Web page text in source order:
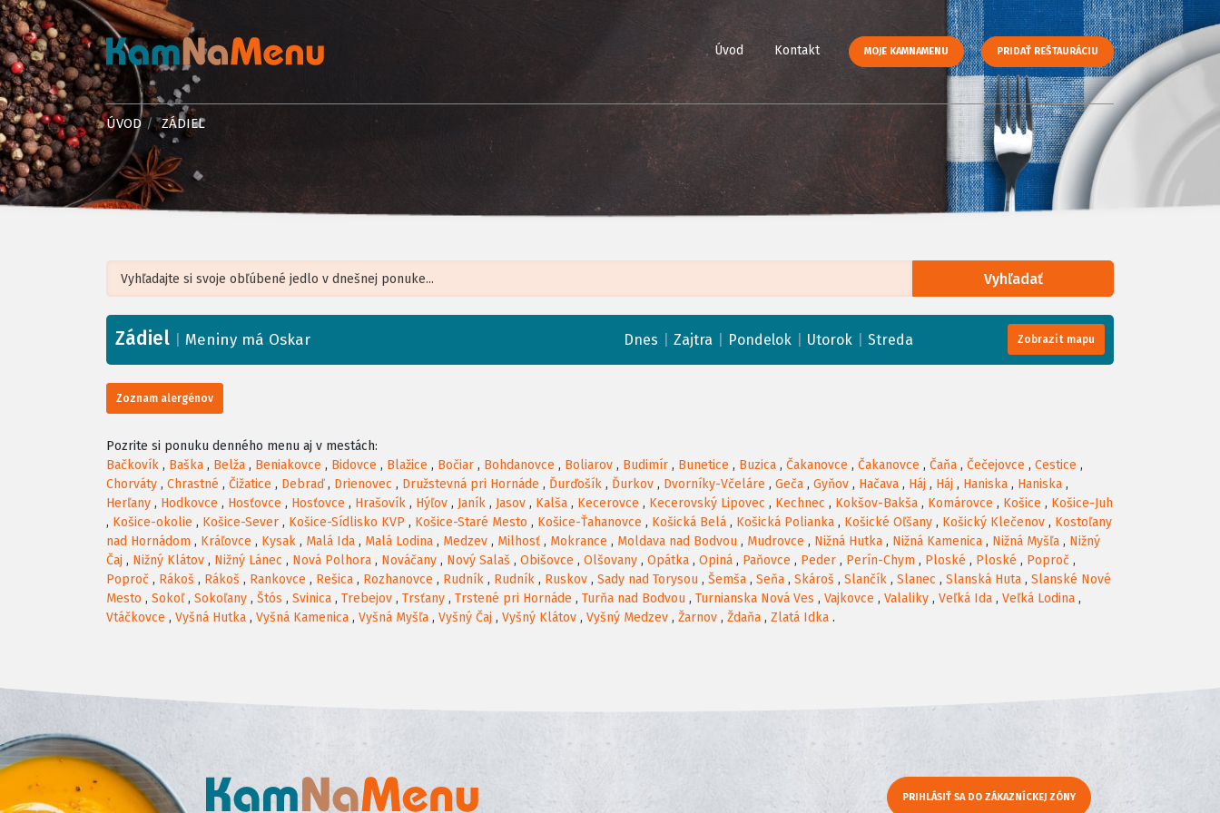
Úvod Kontakt MOJE KAMNAMENU PRIDAŤ REŠTAURÁCIU
ÚVOD ZÁDIEL
Vyhľadať
+
−
Zádiel Meniny má Oskar Dnes Zajtra Pondelok Utorok Streda Zobrazit mapu
Zoznam alergénov
Pozrite si ponuku denného menu aj v mestách:
Bačkovík , Baška , Belža , Beniakovce , Bidovce , Blažice , Bočiar , Bohdanovce , Boliarov , Budimír , Bunetice , Buzica , Čakanovce , Čakanovce , Čaňa , Čečejovce , Cestice ,
Chorváty , Chrastné , Čižatice , Debraď, Drienovec , Družstevná pri Hornáde , Ďurďošík , Ďurkov , Dvorníky-Včeláre , Geča , Gyňov , Hačava , Háj , Háj , Haniska , Haniska ,
Herľany , Hodkovce , Hosťovce , Hosťovce , Hrašovík , Hýľov , Janík , Jasov , Kalša , Kecerovce , Kecerovský Lipovec , Kechnec , Kokšov-Bakša , Komárovce , Košice , Košice-Juh
, Košice-okolie , Košice-Sever , Košice-Sídlisko KVP , Košice-Staré Mesto , Košice-Ťahanovce , Košická Belá , Košická Polianka , Košické Oľšany , Košický Klečenov , Kostoľany
nad Hornádom , Kráľovce , Kysak , Malá Ida , Malá Lodina , Medzev , Milhosť , Mokrance , Moldava nad Bodvou , Mudrovce , Nižná Hutka , Nižná Kamenica , Nižná Myšľa , Nižný
Čaj , Nižný Klátov , Nižný Lánec , Nová Polhora , Nováčany , Nový Salaš , Obišovce , Olšovany , Opátka , Opiná , Paňovce , Peder , Perín-Chym , Ploské , Ploské , Poproč ,
Poproč , Rákoš , Rákoš , Rankovce , Rešica , Rozhanovce , Rudník , Rudník , Ruskov , Sady nad Torysou , Šemša , Seňa , Skároš , Slančík , Slanec , Slanská Huta , Slanské Nové
Mesto , Sokoľ, Sokoľany , Štós , Svinica , Trebejov , Trsťany , Trstené pri Hornáde , Turňa nad Bodvou , Turnianska Nová Ves , Vajkovce , Valaliky , Veľká Ida , Veľká Lodina ,
Vtáčkovce , Vyšná Hutka , Vyšná Kamenica , Vyšná Myšľa , Vyšný Čaj , Vyšný Klátov , Vyšný Medzev , Žarnov , Ždaňa , Zlatá Idka .
PRIHLÁSIŤ SA DO ZÁKAZNÍCKEJ ZÓNY